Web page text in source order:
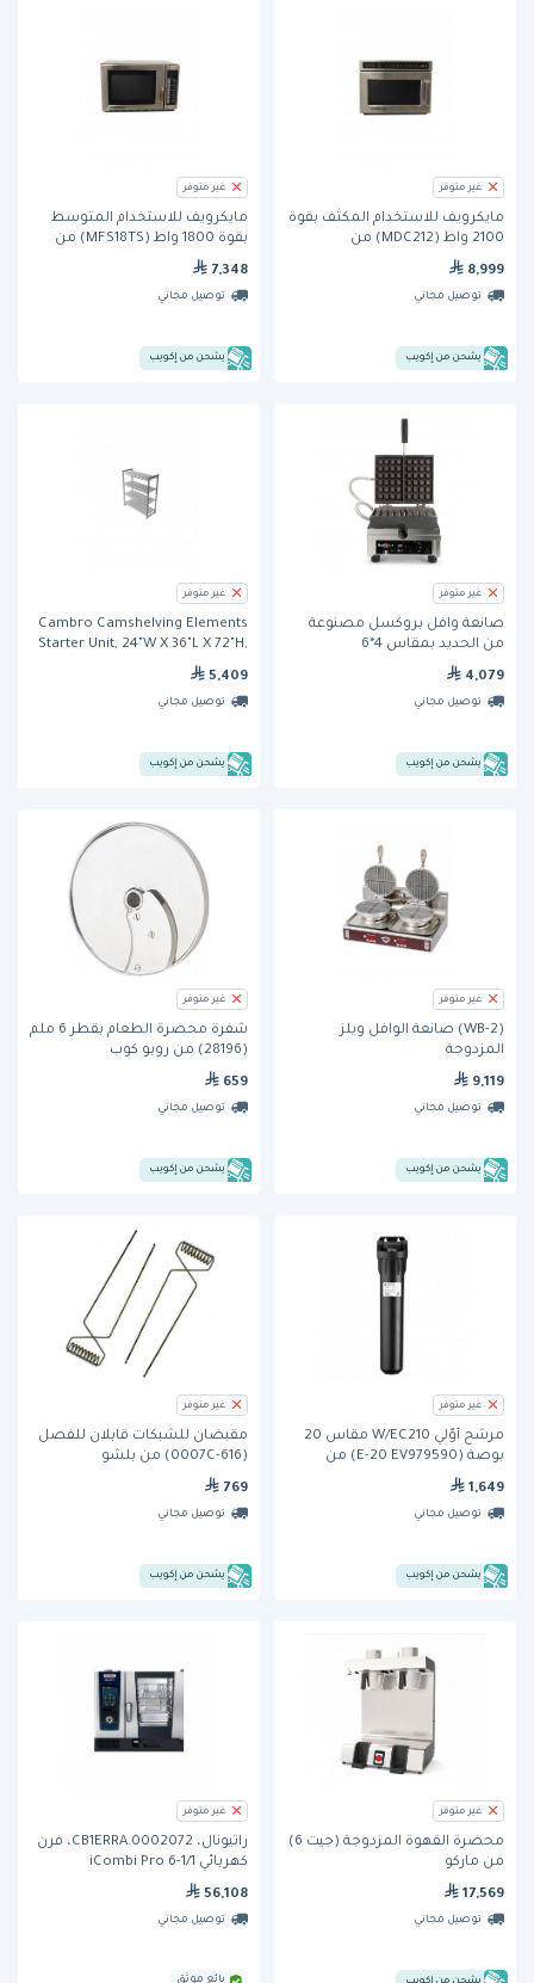
غير متوفر
مايكرويف للاستخدام المكثف بقوة
2100 واط (MDC212) من
منيوماستر
8,999
توصيل مجاني
يشحن من إكويب
غير متوفر
مايكرويف للاستخدام المتوسط
بقوة 1800 واط (MFS18TS) من
منيوماستر
7,348
توصيل مجاني
يشحن من إكويب
غير متوفر
صانعة وافل بروكسل مصنوعة
من الحديد بمقاس 4*6
4,079
توصيل مجاني
يشحن من إكويب
غير متوفر
Cambro Camshelving Elements
Starter Unit, 24"W X 36"L X 72"H,
5,409
توصيل مجاني
يشحن من إكويب
غير متوفر
(WB-2) صانعة الوافل ويلز
المزدوجة
9,119
توصيل مجاني
يشحن من إكويب
غير متوفر
شفرة محضرة الطعام بقطر 6 ملم
(28196) من روبو كوب
659
توصيل مجاني
يشحن من إكويب
غير متوفر
مرشح أوّلي W/EC210 مقاس 20
بوصة (E-20 EV979590) من
إيفربيور
1,649
توصيل مجاني
يشحن من إكويب
غير متوفر
مقبضان للشبكات قابلان للفصل
(616-0007C) من بلشو
769
توصيل مجاني
يشحن من إكويب
غير متوفر
محضرة القهوة المزدوجة (جيت 6)
من ماركو
17,569
توصيل مجاني
غير متوفر
راتيونال، CB1ERRA.0002072، فرن
كهربائي iCombi Pro 6-1/1
56,108
توصيل مجاني
بائع موثق